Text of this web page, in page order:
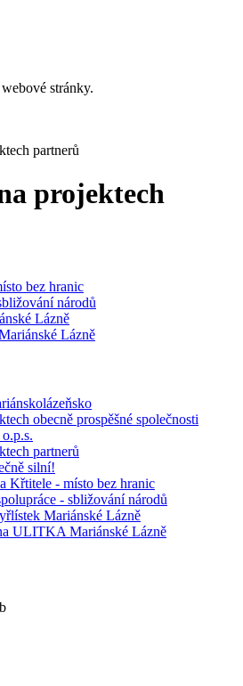
stránky.
partnerů
projektech
bez hranic
národů
Lázně
Lázně
obecně prospěšné společnosti
partnerů
silní!
Křtitele - místo bez hranic
- sbližování národů
Mariánské Lázně
ULITKA Mariánské Lázně